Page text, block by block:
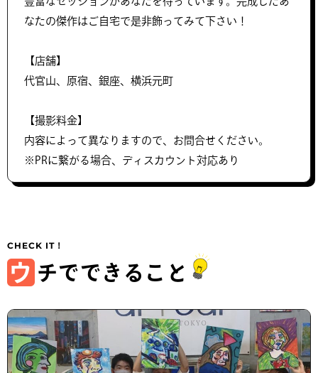
なたの傑作はご自宅で是非飾ってみて下さい！
【店舗】
代官山、原宿、銀座、横浜元町
【撮影料金】
内容によって異なりますので、お問合せください。
※PRに繋がる場合、ディスカウント対応あり
ウ チでできること